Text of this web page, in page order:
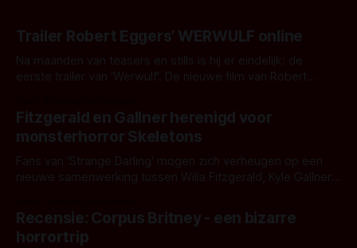
Trailer Robert Eggers' WERWULF online
Na maanden van teasers en stills is hij er eindelijk: de
eerste trailer van 'Werwulf'. De nieuwe film van Robert
kille stijl vol folklore en mythe. Het topic deze keer is (kon
het het al raden?)... de weerwolf. Kijk je mee?
Fitzgerald en Gallner herenigd voor
monsterhorror Skeletons
Fans van 'Strange Darling' mogen zich verheugen op een
nieuwe samenwerking tussen Willa Fitzgerald, Kyle Gallner
'Skeletons', een nieuwe creature feature waarvoor de
opnames zijn gestart in Australië.
Recensie: Corpus Britney - een bizarre
horrortrip